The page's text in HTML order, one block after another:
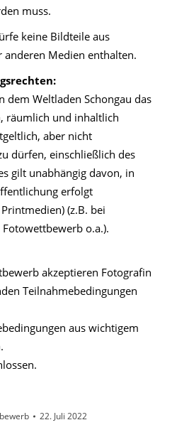
muss.
keine Bildteile aus
Medien enthalten.
dem Weltladen Schongau das
räumlich und inhaltlich
aber nicht
dürfen, einschließlich des
gilt unabhängig davon, in
erfolgt
(z.B. bei
o.a.).
akzeptieren Fotografin
Teilnahmebedingungen
aus wichtigem
22. Juli 2022